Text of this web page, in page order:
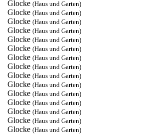
Glocke (Haus und Garten)
Glocke (Haus und Garten)
Glocke (Haus und Garten)
Glocke (Haus und Garten)
Glocke (Haus und Garten)
Glocke (Haus und Garten)
Glocke (Haus und Garten)
Glocke (Haus und Garten)
Glocke (Haus und Garten)
Glocke (Haus und Garten)
Glocke (Haus und Garten)
Glocke (Haus und Garten)
Glocke (Haus und Garten)
Glocke (Haus und Garten)
Glocke (Haus und Garten)